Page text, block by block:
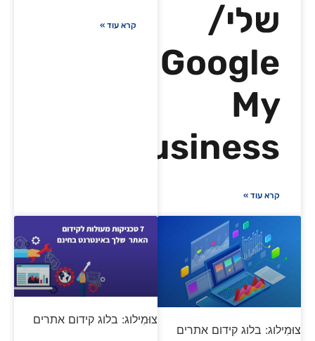
שלי/
Google
My
Business
קרא עוד »
קרא עוד »
צוּמִילוג: בלוג קידום אתרים
צוּמִילוג: בלוג קידום אתרים